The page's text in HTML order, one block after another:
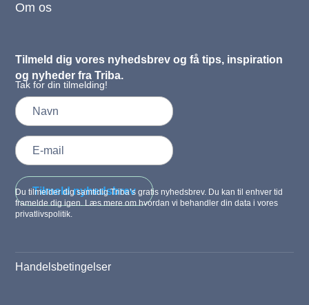
Om os
Tilmeld dig vores nyhedsbrev og få tips, inspiration
og nyheder fra Triba.
Tak for din tilmelding!
Tilmeld nyhedsbrev
Du tilmelder dig samtidig Triba’s gratis nyhedsbrev. Du kan til enhver tid
framelde dig igen. Læs mere om hvordan vi behandler din data i vores
privatlivspolitik.
Handelsbetingelser